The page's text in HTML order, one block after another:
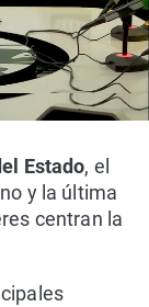
Estado, el
y la última
centran la